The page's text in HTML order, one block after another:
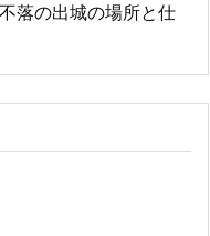
落の出城の場所と仕